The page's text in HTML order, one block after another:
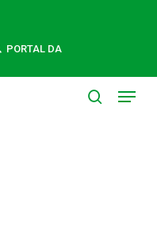
PORTAL DA
Menu
de
Permanentes -
- ME